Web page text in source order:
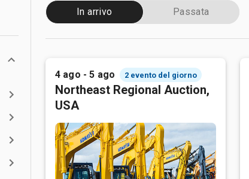
In arrivo Passata
4 ago - 5 ago 2 evento del giorno
Northeast Regional Auction,
USA